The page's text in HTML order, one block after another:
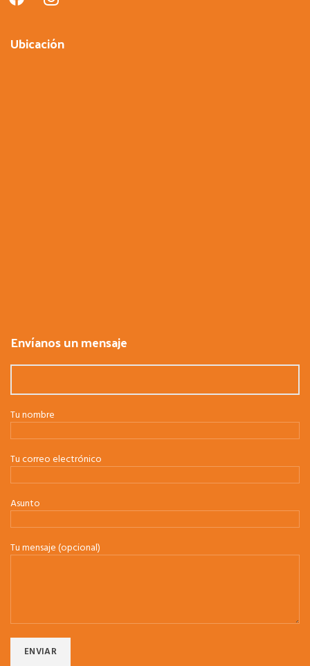
Ubicación
Envíanos un mensaje
Tu nombre
Tu correo electrónico
Asunto
Tu mensaje (opcional)